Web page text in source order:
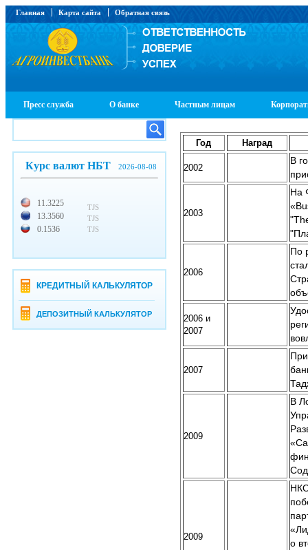
Главная Карта сайта Обратная связь
Пресс служба О банке Частным лицам
Курс валют НБТ 2026-08-08
11.3225
13.3560
0.1536
TJS
TJS
TJS
КРЕДИТНЫЙ КАЛЬКУЛЯТОР
ДЕПОЗИТНЫЙ КАЛЬКУЛЯТОР
Год Наград
2002
В
2003
На
2006
По
2006 и
2007
2007
2009
В
2009
о